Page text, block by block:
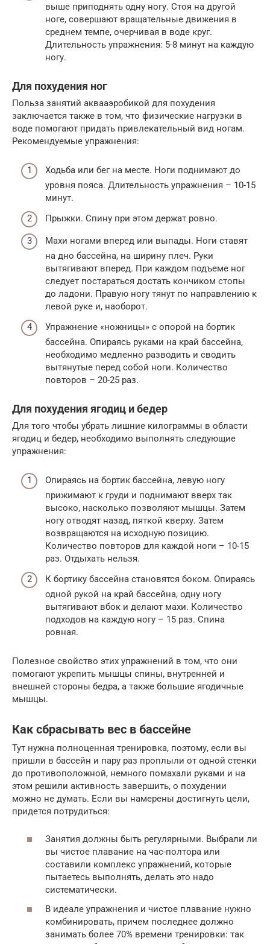
выше приподнять одну ногу. Стоя на другой
ноге, совершают вращательные движения в
среднем темпе, очерчивая в воде круг.
Длительность упражнения: 5-8 минут на каждую
ногу.
Для похудения ног
Польза занятий аквааэробикой для похудения
заключается также в том, что физические нагрузки в
воде помогают придать привлекательный вид ногам.
Рекомендуемые упражнения:
Ходьба или бег на месте. Ноги поднимают до
уровня пояса. Длительность упражнения – 10-15
минут.
Прыжки. Спину при этом держат ровно.
Махи ногами вперед или выпады. Ноги ставят
на дно бассейна, на ширину плеч. Руки
вытягивают вперед. При каждом подъеме ног
следует постараться достать кончиком стопы
до ладони. Правую ногу тянут по направлению к
левой руке и, наоборот.
Упражнение «ножницы» с опорой на бортик
бассейна. Опираясь руками на край бассейна,
необходимо медленно разводить и сводить
вытянутые перед собой ноги. Количество
повторов – 20-25 раз.
Для похудения ягодиц и бедер
Для того чтобы убрать лишние килограммы в области
ягодиц и бедер, необходимо выполнять следующие
упражнения:
Опираясь на бортик бассейна, левую ногу
прижимают к груди и поднимают вверх так
высоко, насколько позволяют мышцы. Затем
ногу отводят назад, пяткой кверху. Затем
возвращаются на исходную позицию.
Количество повторов для каждой ноги – 10-15
раз. Отдыхать нельзя.
К бортику бассейна становятся боком. Опираясь
одной рукой на край бассейна, одну ногу
вытягивают вбок и делают махи. Количество
подходов на каждую ногу – 15 раз. Спина
ровная.
Полезное свойство этих упражнений в том, что они
помогают укрепить мышцы спины, внутренней и
внешней стороны бедра, а также большие ягодичные
мышцы.
Как сбрасывать вес в бассейне
Тут нужна полноценная тренировка, поэтому, если вы
пришли в бассейн и пару раз проплыли от одной стенки
до противоположной, немного помахали руками и на
этом решили активность завершить, о похудении
можно не думать. Если вы намерены достигнуть цели,
придется потрудиться:
Занятия должны быть регулярными. Выбрали ли
вы чистое плавание на час-полтора или
составили комплекс упражнений, которые
пытаетесь выполнять, делать это надо
систематически.
В идеале упражнения и чистое плавание нужно
комбинировать, причем последнее должно
занимать более 70% времени тренировки: так